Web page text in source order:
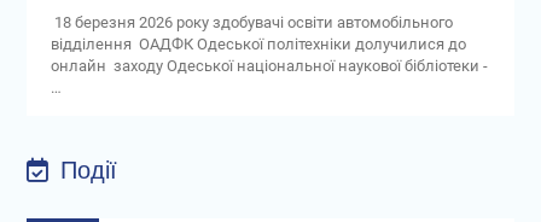
18 березня 2026 року здобувачі освіти автомобільного
відділення ОАДФК Одеської політехніки долучилися до
онлайн заходу Одеської національної наукової бібліотеки -
…
Події